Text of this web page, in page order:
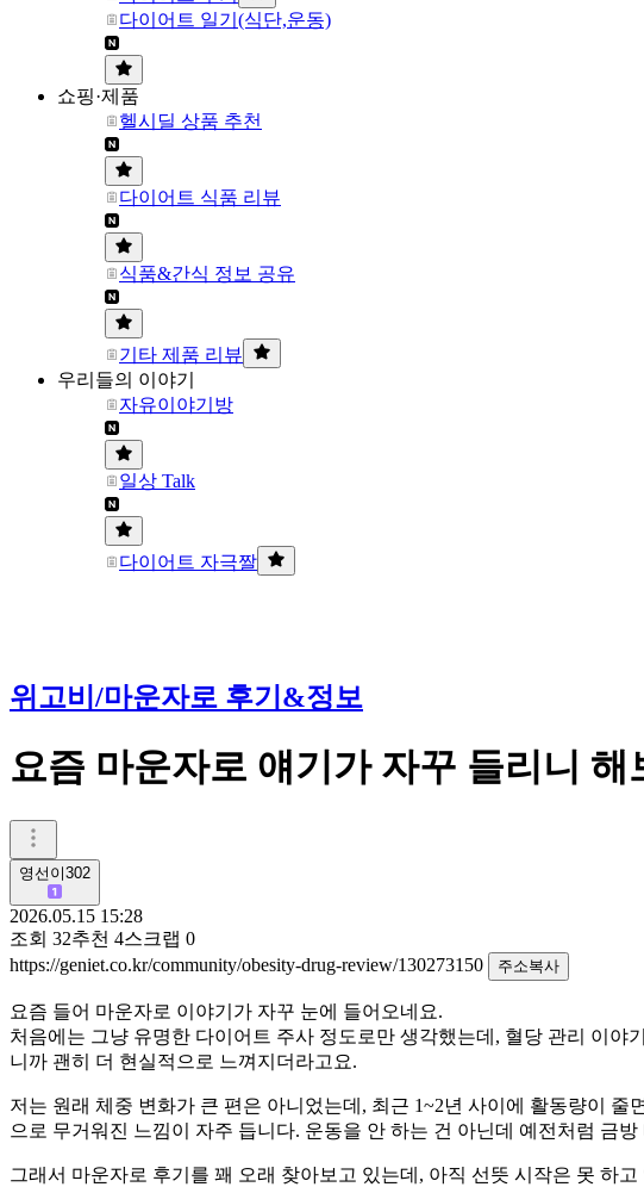
다이어트 일기(식단,운동)
쇼핑·제품
헬시딜 상품 추천
다이어트 식품 리뷰
식품&간식 정보 공유
기타 제품 리뷰
우리들의 이야기
자유이야기방
일상 Talk
다이어트 자극짤
위고비/마운자로 후기&정보
요즘 마운자로 얘기가 자꾸 들리니 해
영선이302
2026.05.15 15:28
조회 32추천 4스크랩 0
https://geniet.co.kr/community/obesity-drug-review/130273150
주소복사
요즘 들어 마운자로 이야기가 자꾸 눈에 들어오네요.
처음에는 그냥 유명한 다이어트 주사 정도로만 생각했는데, 혈당 관리 이
니까 괜히 더 현실적으로 느껴지더라고요.
저는 원래 체중 변화가 큰 편은 아니었는데, 최근 1~2년 사이에 활동량이
으로 무거워진 느낌이 자주 듭니다. 운동을 안 하는 건 아닌데 예전처럼 금
그래서 마운자로 후기를 꽤 오래 찾아보고 있는데, 아직 선뜻 시작은 못 하